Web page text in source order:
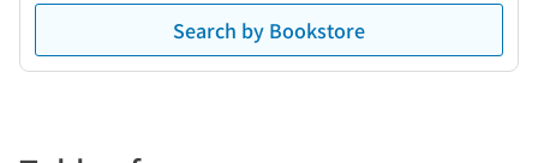
Search by Bookstore